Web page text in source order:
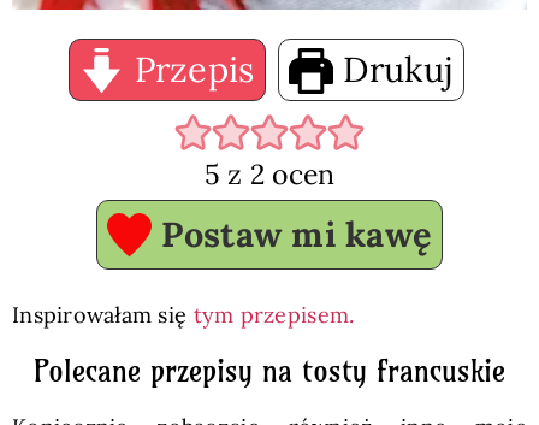
Przepis Drukuj
5 z 2 ocen
Postaw mi kawę
Inspirowałam się tym przepisem.
Polecane przepisy na tosty francuskie